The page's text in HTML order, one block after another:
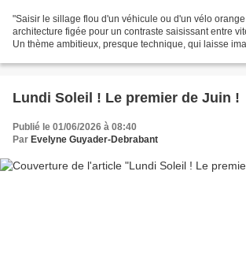
"Saisir le sillage flou d'un véhicule ou d'un vélo
architecture figée pour un contraste saisissant entre
Un thème ambitieux, presque technique, qui laisse
Lundi Soleil ! Le premier de Juin !
Publié le 01/06/2026 à 08:40
Par Evelyne Guyader-Debrabant